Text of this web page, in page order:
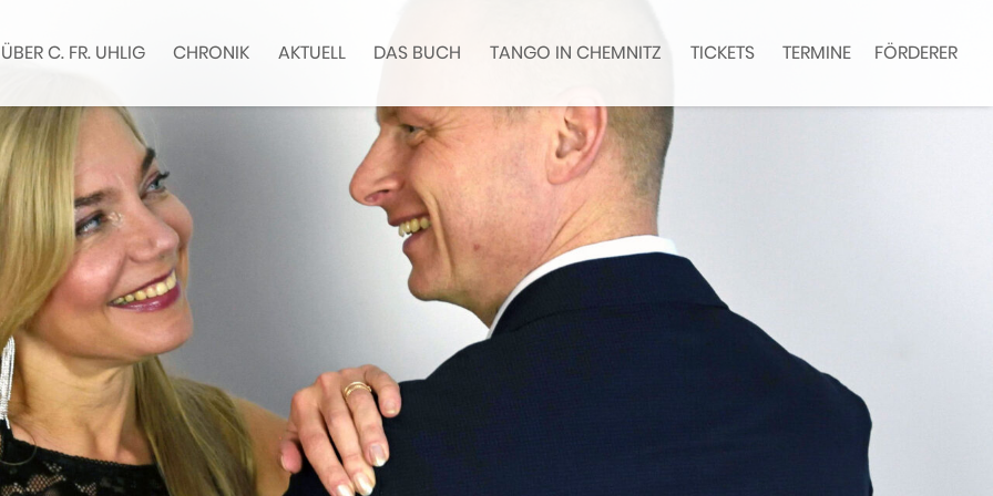
ÜBER C. FR. UHLIG CHRONIK AKTUELL DAS BUCH TANGO IN CHEMNITZ TICKETS TERMINE FÖRDERER